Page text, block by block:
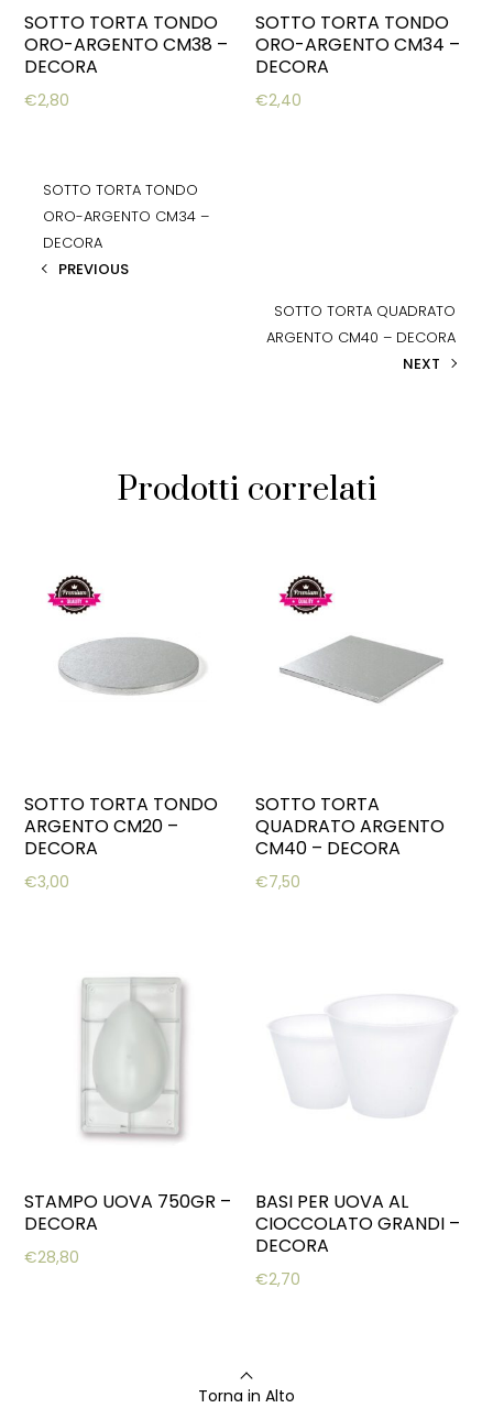
SOTTO TORTA TONDO
ORO-ARGENTO CM38 –
DECORA
€2,80
SOTTO TORTA TONDO
ORO-ARGENTO CM34 –
DECORA
€2,40
SOTTO TORTA TONDO
ORO-ARGENTO CM34 –
DECORA
PREVIOUS
SOTTO TORTA QUADRATO
ARGENTO CM40 – DECORA
NEXT
Prodotti correlati
SOTTO TORTA TONDO
ARGENTO CM20 –
DECORA
€3,00
SOTTO TORTA
QUADRATO ARGENTO
CM40 – DECORA
€7,50
STAMPO UOVA 750GR –
DECORA
€28,80
BASI PER UOVA AL
CIOCCOLATO GRANDI –
DECORA
€2,70
Torna in Alto